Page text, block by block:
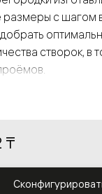
с шагом
створок, в
вставок из
и
₸